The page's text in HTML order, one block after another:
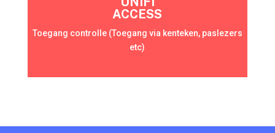
ACCESS
Toegang controlle (Toegang via kenteken, paslezers
etc)